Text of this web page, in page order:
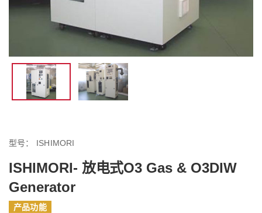
型号： ISHIMORI
ISHIMORI- 放电式O3 Gas & O3DIW
Generator
产品功能